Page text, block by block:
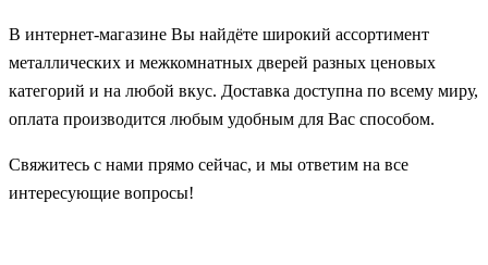
В интернет-магазине Вы найдёте широкий ассортимент
металлических и межкомнатных дверей разных ценовых
категорий и на любой вкус. Доставка доступна по всему миру,
оплата производится любым удобным для Вас способом.
Свяжитесь с нами прямо сейчас, и мы ответим на все
интересующие вопросы!